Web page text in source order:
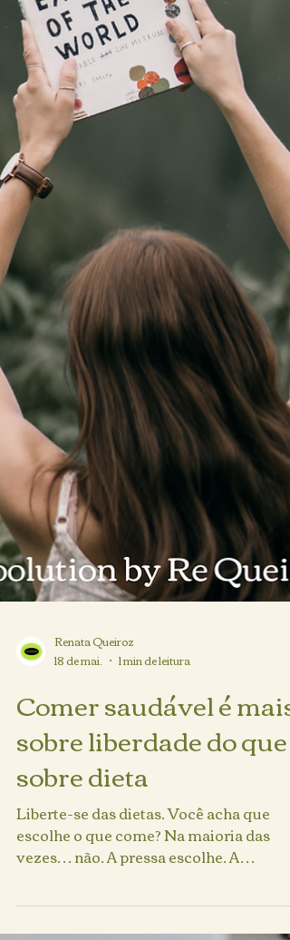
Renata Queiroz
18 de mai.
1 min de leitura
Comer saudável é mais
sobre liberdade do que
sobre dieta
escolhe o que come? Na maioria das
vezes… não. A pressa escolhe. A